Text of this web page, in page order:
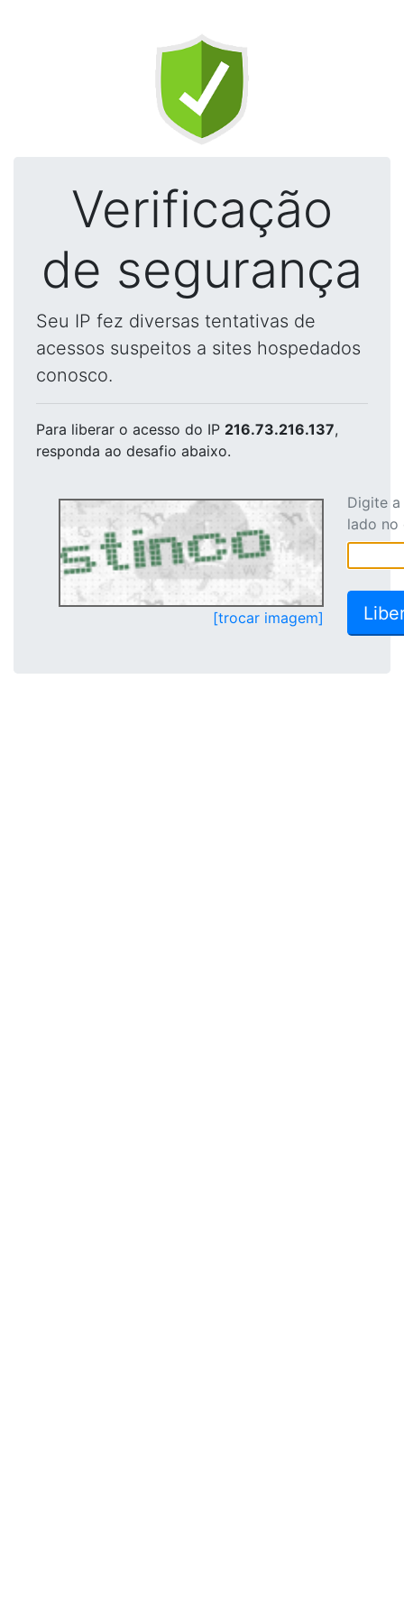
Verificação
de segurança
Seu IP fez diversas tentativas de
acessos suspeitos a sites hospedados
conosco.
Para liberar o acesso do IP 216.73.216.137,
responda ao desafio abaixo.
[trocar imagem]
Digite
lado no